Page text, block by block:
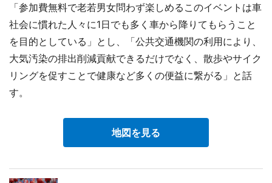
「参加費無料で老若男女問わず楽しめるこのイベントは車
社会に慣れた人々に1日でも多く車から降りてもらうこと
を目的としている」とし、「公共交通機関の利用により、
大気汚染の排出削減貢献できるだけでなく、散歩やサイク
リングを促すことで健康など多くの便益に繋がる」と話
す。
地図を見る